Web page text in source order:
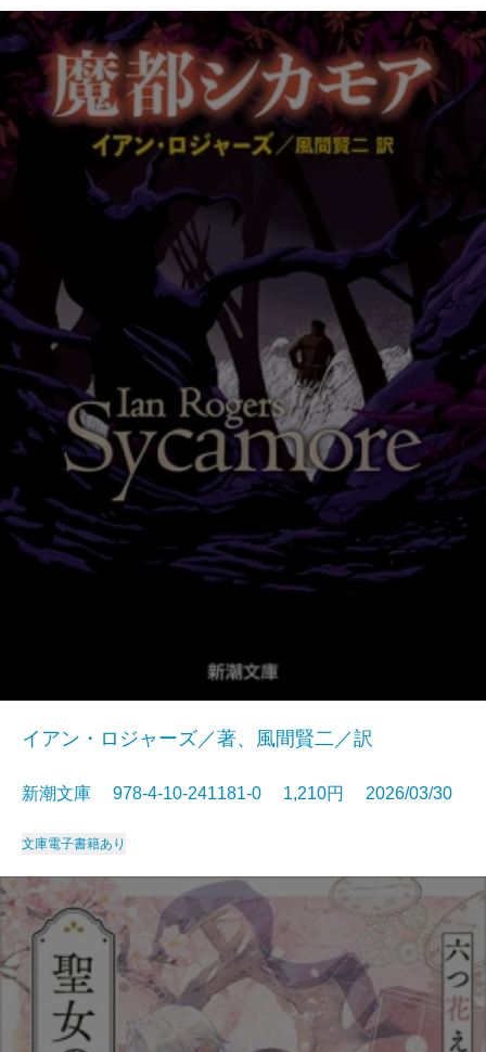
イアン・ロジャーズ／著、風間賢二／訳
新潮文庫 978-4-10-241181-0 1,210円 2026/03/30
文庫電子書籍あり